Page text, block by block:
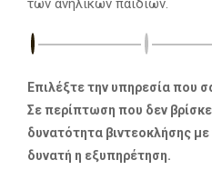
των ανήλικων παιδιών.
Επιλέξτε την υπηρεσία που
Σε περίπτωση που δεν
δυνατότητα βιντεοκλήσης
δυνατή η εξυπηρέτηση.